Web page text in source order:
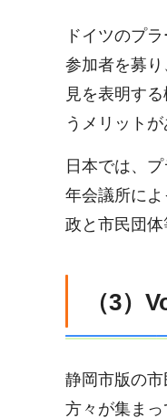
ドイツのプ
参加者を募
見を表明す
うメリットが
日本では、
年会議所に
政と市民団体
（3）
静岡市版の
方々が集まっ